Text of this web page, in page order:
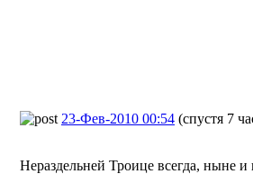
23-Фев-2010 00:54 (спустя 7
Нераздельней Троице всегда, ныне